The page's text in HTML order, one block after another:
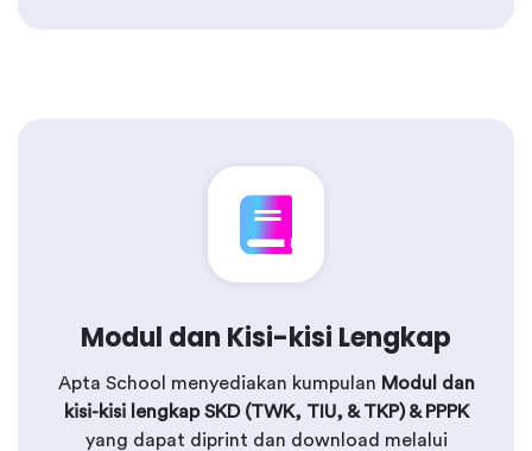
Modul dan Kisi-kisi Lengkap
Apta School menyediakan kumpulan Modul dan
kisi-kisi lengkap SKD (TWK, TIU, & TKP) & PPPK
yang dapat diprint dan download melalui